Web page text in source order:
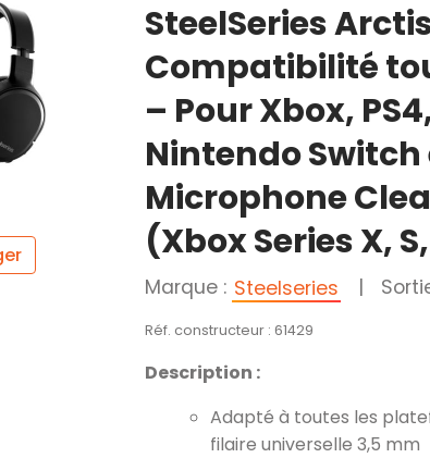
SteelSeries
Compatibilité
– Pour Xbox,
Nintendo
Microphone
(Xbox Series X,
Marque : Steelseries |
Réf. constructeur : 61429
Description :
Adapté à toutes les
filaire universelle 3,5 mm